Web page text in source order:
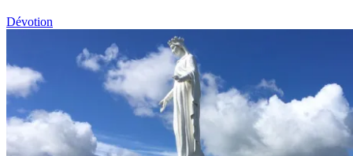
Dévotion